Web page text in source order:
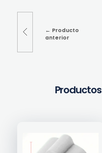
Producto
anterior
Productos